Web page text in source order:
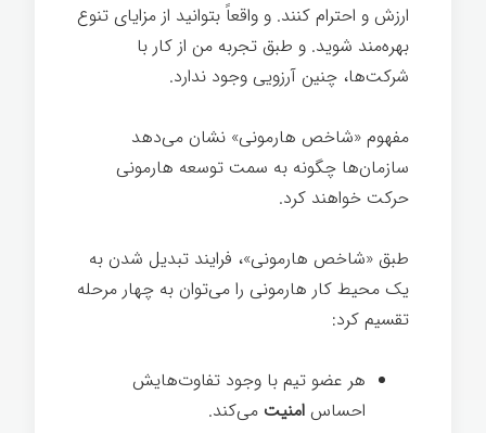
ارزش و احترام کنند. و واقعاً بتوانید از مزایای تنوع
بهره‌مند شوید. و طبق تجربه من از کار با
شرکت‌ها، چنین آرزویی وجود ندارد.
مفهوم «شاخص هارمونی» نشان می‌دهد
سازمان‌ها چگونه به سمت توسعه هارمونی
حرکت خواهند کرد.
طبق «شاخص هارمونی»، فرایند تبدیل شدن به
یک محیط کار هارمونی را می‌توان به چهار مرحله
تقسیم کرد:
هر عضو تیم با وجود تفاوت‌هایش
احساس امنیت می‌کند.